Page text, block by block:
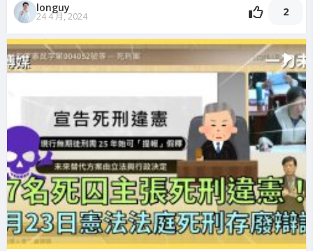
longuy
24 4 月, 2024 2